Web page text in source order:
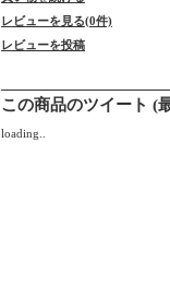
レビューを見る(0件)
レビューを投稿
この商品のツイート (
loading..